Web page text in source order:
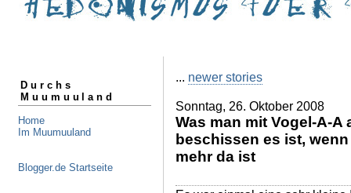
Durchs
Muumuuland
Home
Im Muumuuland
Blogger.de Startseite
... newer stories
Sonntag, 26. Oktober 2008
Was man mit Vogel-A-
beschissen es ist,
mehr da ist